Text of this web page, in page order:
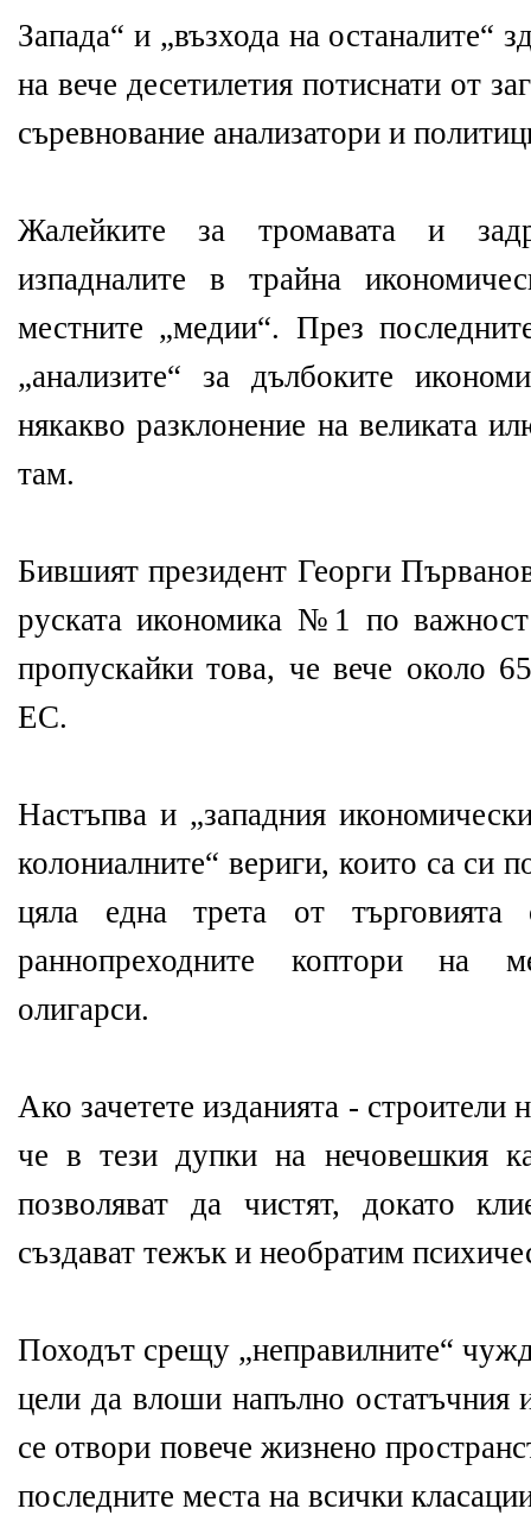
Запада“ и „възхода на останалите“
на вече десетилетия потиснати от
съревнование анализатори и
Жалейките за тромавата и
изпадналите в трайна
местните „медии“. През
„анализите“ за дълбоките
някакво разклонение на великата
там.
Бившият президент Георги
руската икономика №1 по важност
пропускайки това, че вече около
ЕС.
Настъпва и „западния
колониалните“ вериги, които са си
цяла една трета от
раннопреходните коптори на
олигарси.
Ако зачетете изданията -
че в тези дупки на нечовешкия
позволяват да чистят, докато
създават тежък и необратим
Походът срещу „неправилните“
цели да влоши напълно остатъчния
се отвори повече жизнено
последните места на всички